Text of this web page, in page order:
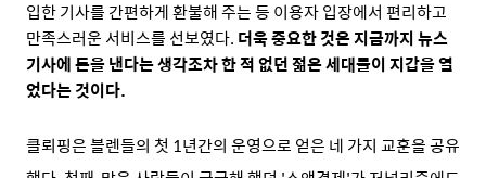
입한 기사를 간편하게 환불해 주는 등 이용자 입장에서 편리하고
만족스러운 서비스를 선보였다. 더욱 중요한 것은 지금까지 뉴스
기사에 돈을 낸다는 생각조차 한 적 없던 젊은 세대들이 지갑을 열
었다는 것이다.
클뢰핑은 블렌들의 첫 1년간의 운영으로 얻은 네 가지 교훈을 공유